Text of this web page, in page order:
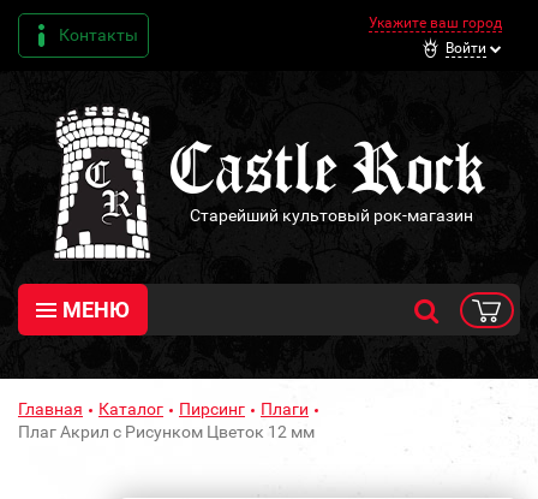
Контакты
Укажите ваш город
Войти
Старейший культовый рок-магазин
МЕНЮ
Главная Каталог Пирсинг
Плаги
Плаг Акрил с Рисунком Цветок 12 мм